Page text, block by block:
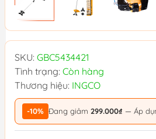
SKU: GBC5434421
Tình trạng: Còn hàng
Thương hiệu: INGCO
-10% Đang giảm 299.000₫ — Áp